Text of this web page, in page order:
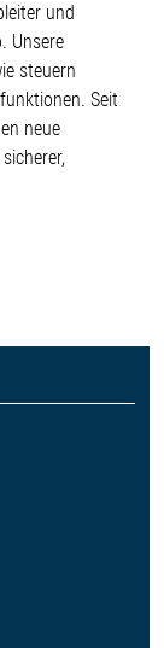
und
Unsere
steuern
Seit
neue